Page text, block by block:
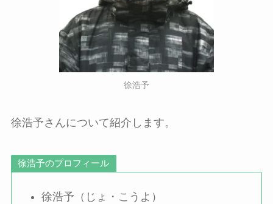
徐浩予
徐浩予さんについて紹介します。
徐浩予のプロフィール
徐浩予（じょ・こうよ）